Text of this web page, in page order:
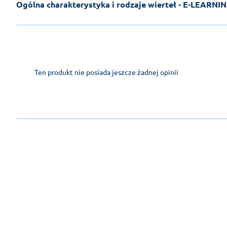
Ogólna charakterystyka i rodzaje wierteł - E-
Ten produkt nie posiada jeszcze żadnej opinii